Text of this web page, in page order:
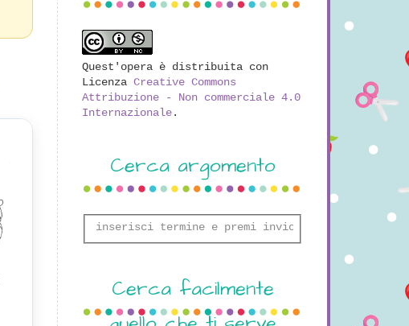
Quest'opera è distribuita con
Licenza Creative Commons
Attribuzione - Non commerciale 4.0
Internazionale.
Cerca argomento
Cerca facilmente